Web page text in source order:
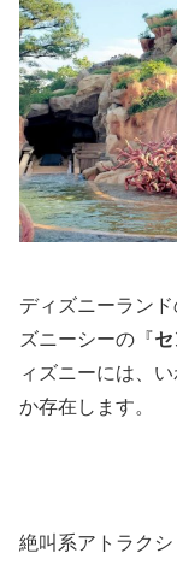
ディズニーランド
ズニーシーの『
ィズニーには、い
か存在します。
絶叫系アトラク